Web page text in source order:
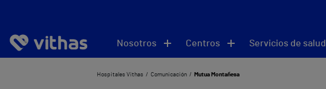
Nosotros Centros Servicios de salud
Hospitales Vithas Comunicación Mutua Montañesa